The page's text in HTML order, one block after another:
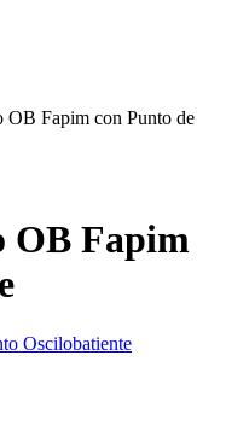
OB Fapim con Punto de
OB Fapim
Oscilobatiente